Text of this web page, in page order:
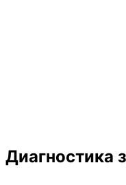
Диагностика